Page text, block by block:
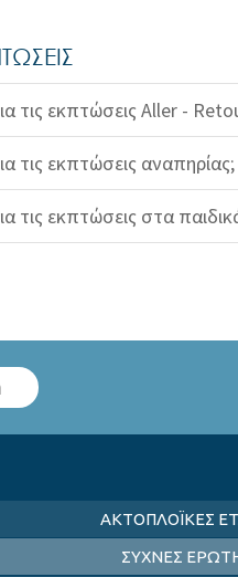
τις εκπτώσεις Aller -
τις εκπτώσεις αναπηρίας;
τις εκπτώσεις στα
ΑΚΤΟΠΛΟΪΚΕΣ
ΣΥΧΝΕΣ